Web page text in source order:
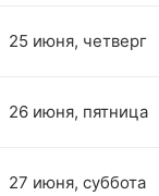
25 июня, четверг
26 июня, пятница
27 июня, суббота